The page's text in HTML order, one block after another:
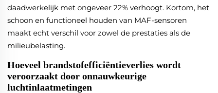
daadwerkelijk met ongeveer 22% verhoogt. Kortom, het
schoon en functioneel houden van MAF-sensoren
maakt echt verschil voor zowel de prestaties als de
milieubelasting.
Hoeveel brandstofefficiëntieverlies wordt
veroorzaakt door onnauwkeurige
luchtinlaatmetingen